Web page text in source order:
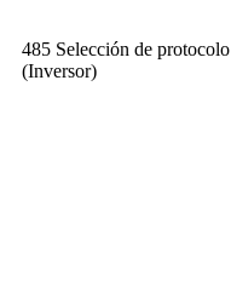
485 Selección de protocolo
(Inversor)